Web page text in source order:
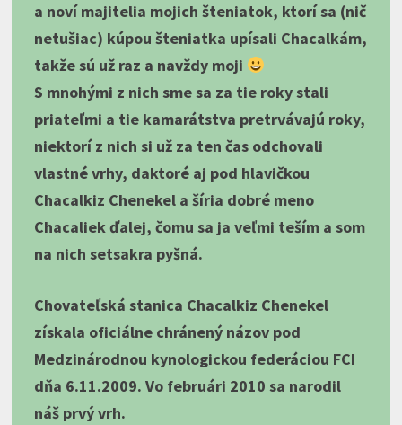
a noví majitelia mojich šteniatok, ktorí sa (nič
netušiac) kúpou šteniatka upísali Chacalkám,
takže sú už raz a navždy moji
S mnohými z nich sme sa za tie roky stali
priateľmi a tie kamarátstva pretrvávajú roky,
niektorí z nich si už za ten čas odchovali
vlastné vrhy, daktoré aj pod hlavičkou
Chacalkiz Chenekel a šíria dobré meno
Chacaliek ďalej, čomu sa ja veľmi teším a som
na nich setsakra pyšná.
Chovateľská stanica Chacalkiz Chenekel
získala oficiálne chránený názov pod
Medzinárodnou kynologickou federáciou FCI
dňa 6.11.2009. Vo februári 2010 sa narodil
náš prvý vrh.